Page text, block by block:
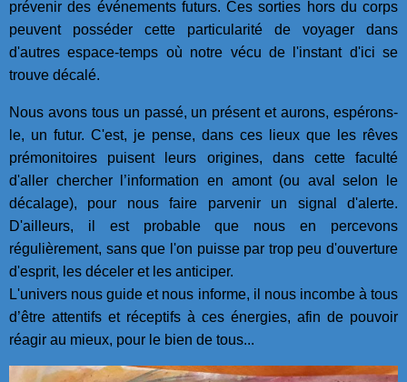
prévenir des événements futurs. Ces sorties hors du corps
peuvent posséder cette particularité de voyager dans
d'autres espace-temps où notre vécu de l'instant d'ici se
trouve décalé.
Nous avons tous un passé, un présent et aurons, espérons-
le, un futur. C'est, je pense, dans ces lieux que les rêves
prémonitoires puisent leurs origines, dans cette faculté
d'aller chercher l’information en amont (ou aval selon le
décalage), pour nous faire parvenir un signal d'alerte.
D'ailleurs, il est probable que nous en percevons
régulièrement, sans que l'on puisse par trop peu d'ouverture
d'esprit, les déceler et les anticiper.
L'univers nous guide et nous informe, il nous incombe à tous
d’être attentifs et réceptifs à ces énergies, afin de pouvoir
réagir au mieux, pour le bien de tous...